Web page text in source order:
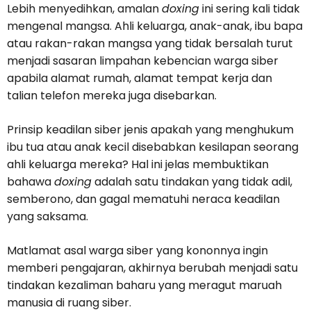
Lebih menyedihkan, amalandoxingini sering kali tidak
mengenal mangsa. Ahli keluarga, anak-anak, ibu bapa
atau rakan-rakan mangsa yang tidak bersalah turut
menjadi sasaran limpahan kebencian warga siber
apabila alamat rumah, alamat tempat kerja dan
talian telefon mereka juga disebarkan.
Prinsip keadilan siber jenis apakah yang menghukum
ibu tua atau anak kecil disebabkan kesilapan seorang
ahli keluarga mereka? Hal ini jelas membuktikan
bahawadoxingadalah satu tindakan yang tidak adil,
semberono, dan gagal mematuhi neraca keadilan
yang saksama.
Matlamat asal warga siber yang kononnya ingin
memberi pengajaran, akhirnya berubah menjadi satu
tindakan kezaliman baharu yang meragut maruah
manusia di ruang siber.